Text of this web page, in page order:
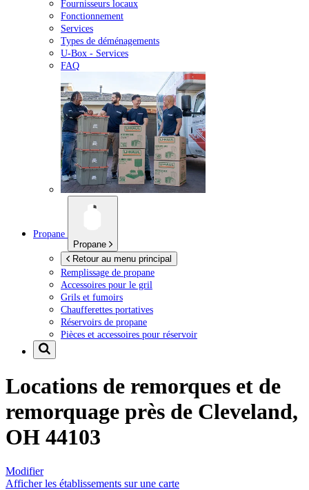
Fournisseurs locaux
Fonctionnement
Services
Types de déménagements
U-Box - Services
FAQ
Propane
Propane
Retour au menu principal
Remplissage de propane
Accessoires pour le gril
Grils et fumoirs
Chaufferettes portatives
Réservoirs de propane
Pièces et accessoires pour réservoir
Locations de remorques et de
remorquage près de Cleveland,
OH 44103
Modifier
Afficher les établissements sur une carte